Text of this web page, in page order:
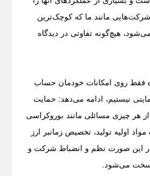
شرکت‌هایی مانند ما که کوچک‌ترین
هیچ‌گونه تفاوتی در دیدگاه
فقط روی امکانات خودمان حساب
نیستیم، ادامه می‌دهد: حمایت
چیزی مسائلی مانند بوروکراسی
اولیه تولید، تخصیص زمانبر ارز
این صورت نظم و انضباط شرکت و
سخت می‌شود.